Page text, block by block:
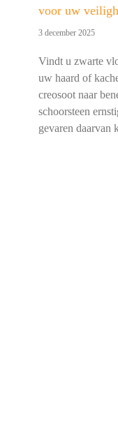
voor uw
3 december 2025
Vindt u zwarte
uw haard of
creosoot naar
schoorsteen
gevaren daarvan